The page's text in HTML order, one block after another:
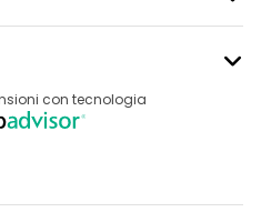
in Riga
St. Peter's Church
Tour gratuiti nelle vicinanze House of the Black Heads
con tecnologia